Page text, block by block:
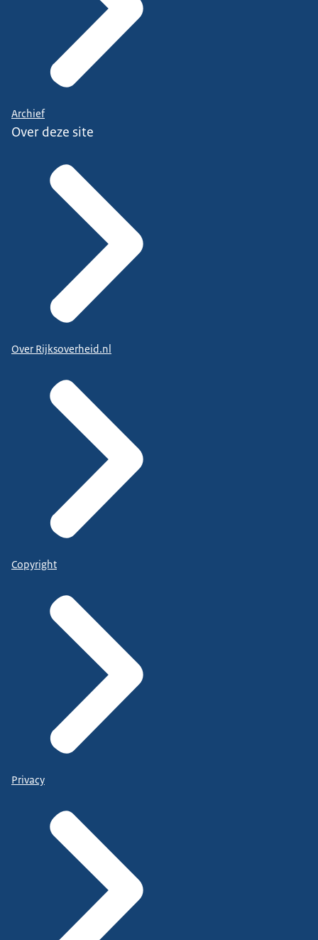
Archief
Over deze site
Over Rijksoverheid.nl
Copyright
Privacy